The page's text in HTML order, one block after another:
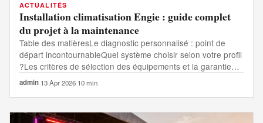
ACTUALITÉS
Installation climatisation Engie : guide complet
du projet à la maintenance
Table des matièresLe diagnostic personnalisé : point de
départ incontournableQuel système choisir selon votre profil
?Les critères de sélection des équipements et la garantie…
admin·13 Apr 2026·10 min